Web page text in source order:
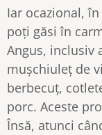
Iar ocazional,
poți găsi în
Angus, inclusiv
mușchiuleț de
berbecuț,
porc. Aceste
Însă, atunci